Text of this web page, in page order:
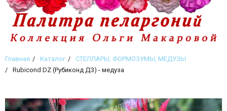
Главная Каталог
СТЕЛЛАРЫ, ФОРМОЗУМЫ, МЕДУЗЫ
Rubicond DZ (Рубиконд ДЗ) - медуза